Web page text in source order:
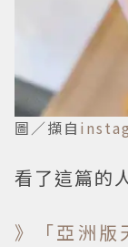
圖／擷自
看了這篇的
》「亞洲版